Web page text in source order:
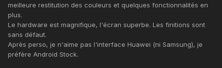
meilleure restitution des couleurs et quelques fonctionnalités en
plus.
Le hardware est magnifique, l'écran superbe. Les finitions sont
sans défaut.
Après perso, je n'aime pas l'interface Huawei (ni Samsung), je
préfère Android Stock.